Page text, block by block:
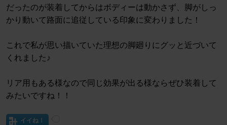
だったのが装着してからはボディーは動かさず、脚がしっ
かり動いて路面に追従している印象に変わりました！
これで私が思い描いていた理想の脚廻りにグッと近づいて
くれました♪
リア用もある様なので同じ効果が出る様ならぜひ装着して
みたいですね！！
イイね！